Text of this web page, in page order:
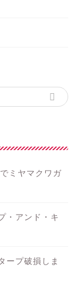
ミヤマクワガ
・アンド・キ
ープ破損しま